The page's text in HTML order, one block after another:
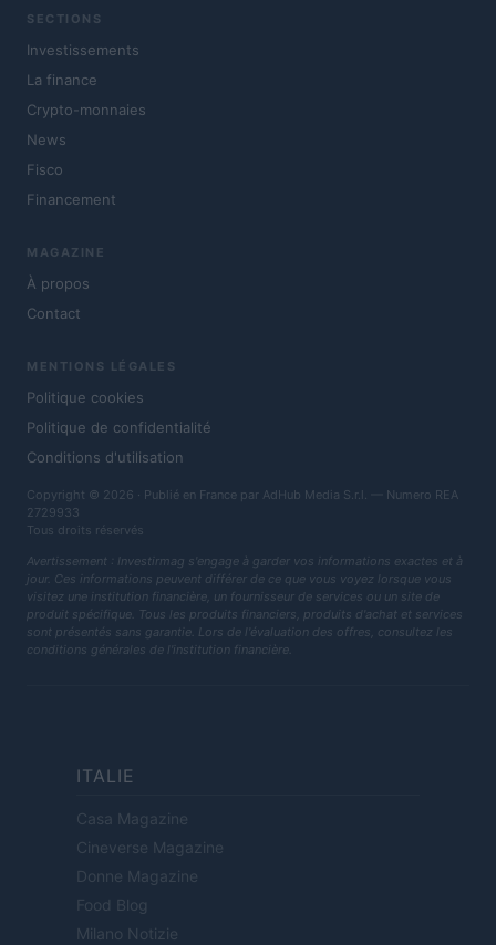
SECTIONS
Investissements
La finance
Crypto-monnaies
News
Fisco
Financement
MAGAZINE
À propos
Contact
MENTIONS LÉGALES
Politique cookies
Politique de confidentialité
Conditions d'utilisation
Copyright © 2026 · Publié en France par AdHub Media S.r.l. — Numero REA
2729933
Tous droits réservés
Avertissement : Investirmag s'engage à garder vos informations exactes et à
jour. Ces informations peuvent différer de ce que vous voyez lorsque vous
visitez une institution financière, un fournisseur de services ou un site de
produit spécifique. Tous les produits financiers, produits d'achat et services
sont présentés sans garantie. Lors de l'évaluation des offres, consultez les
conditions générales de l'institution financière.
ITALIE
Casa Magazine
Cineverse Magazine
Donne Magazine
Food Blog
Milano Notizie